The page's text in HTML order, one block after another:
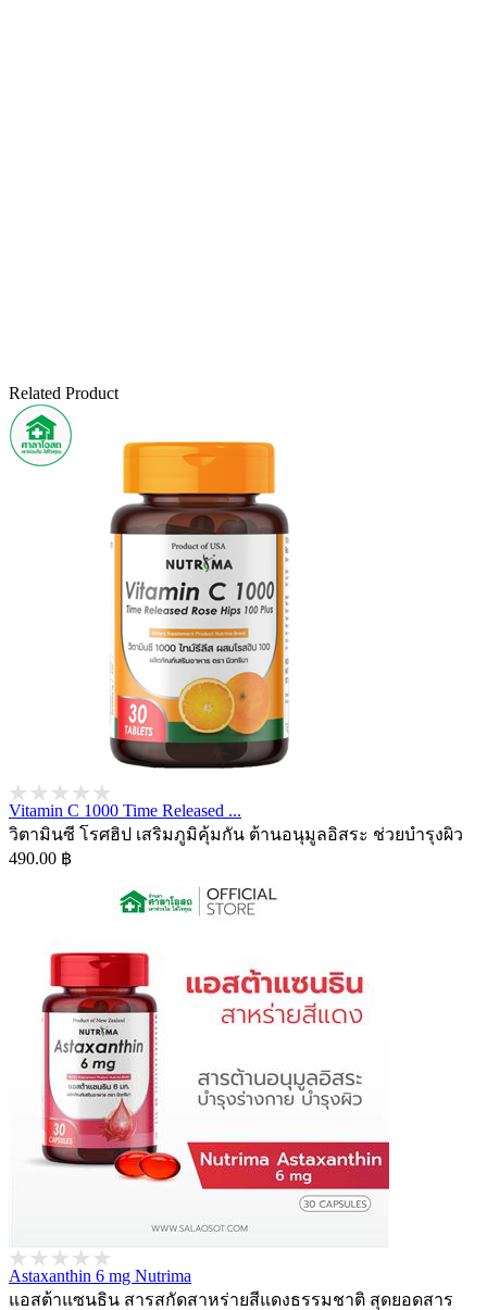
Related Product
Vitamin C 1000 Time Released ...
วิตามินซี โรศฮิป เสริมภูมิคุ้มกัน ต้านอนุมูลอิสระ ช่วยบำรุงผิว
490.00 ฿
Astaxanthin 6 mg Nutrima
แอสต้าแซนธิน สารสกัดสาหร่ายสีแดงธรรมชาติ สุดยอดสาร